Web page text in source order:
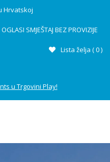
Hrvatskoj
OGLASI SMJEŠTAJ BEZ PROVIZIJE
Lista želja (0)
u Trgovini Play!